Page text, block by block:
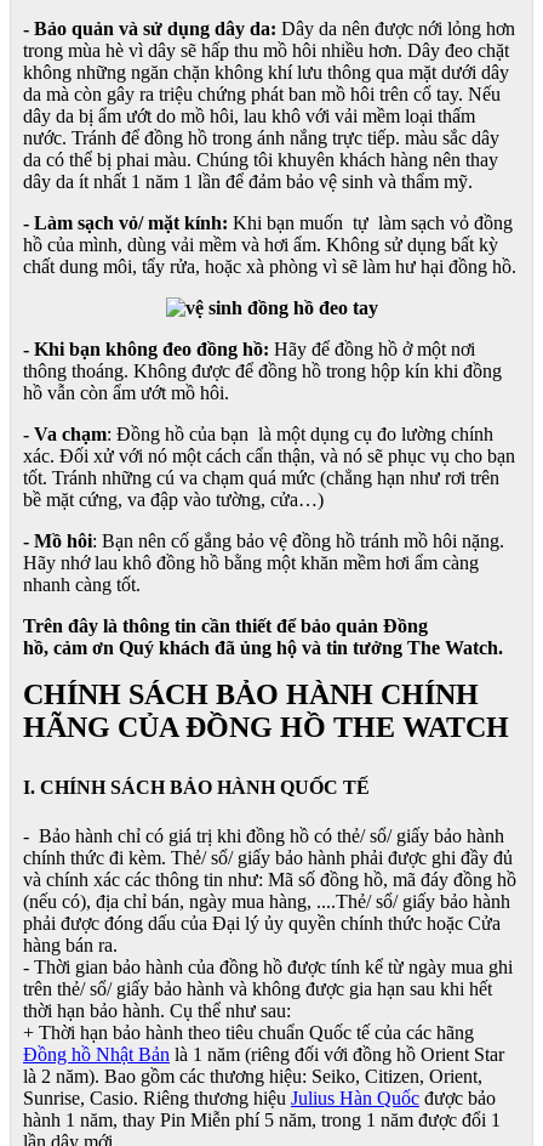
- Bảo quản và sử dụng dây da: Dây da nên được nới lỏng hơn
trong mùa hè vì dây sẽ hấp thu mồ hôi nhiều hơn. Dây đeo chặt
không những ngăn chặn không khí lưu thông qua mặt dưới dây
da mà còn gây ra triệu chứng phát ban mồ hôi trên cổ tay. Nếu
dây da bị ẩm ướt do mồ hôi, lau khô với vải mềm loại thấm
nước. Tránh để đồng hồ trong ánh nắng trực tiếp. màu sắc dây
da có thể bị phai màu. Chúng tôi khuyên khách hàng nên thay
dây da ít nhất 1 năm 1 lần để đảm bảo vệ sinh và thẩm mỹ.
- Làm sạch vỏ/ mặt kính: Khi bạn muốn tự làm sạch vỏ đồng
hồ của mình, dùng vải mềm và hơi ẩm. Không sử dụng bất kỳ
chất dung môi, tẩy rửa, hoặc xà phòng vì sẽ làm hư hại đồng hồ.
- Khi bạn không đeo đồng hồ: Hãy để đồng hồ ở một nơi
thông thoáng. Không được để đồng hồ trong hộp kín khi đồng
hồ vẫn còn ẩm ướt mồ hôi.
- Va chạm: Đồng hồ của bạn là một dụng cụ đo lường chính
xác. Đối xử với nó một cách cẩn thận, và nó sẽ phục vụ cho bạn
tốt. Tránh những cú va chạm quá mức (chẳng hạn như rơi trên
bề mặt cứng, va đập vào tường, cửa…)
- Mồ hôi: Bạn nên cố gắng bảo vệ đồng hồ tránh mồ hôi nặng.
Hãy nhớ lau khô đồng hồ bằng một khăn mềm hơi ẩm càng
nhanh càng tốt.
Trên đây là thông tin cần thiết để bảo quản Đồng
hồ, cảm ơn Quý khách đã ủng hộ và tin tưởng The Watch.
CHÍNH SÁCH BẢO HÀNH CHÍNH
HÃNG CỦA ĐỒNG HỒ THE WATCH
I. CHÍNH SÁCH BẢO HÀNH QUỐC TẾ
- Bảo hành chỉ có giá trị khi đồng hồ có thẻ/ sổ/ giấy bảo hành
chính thức đi kèm. Thẻ/ sổ/ giấy bảo hành phải được ghi đầy đủ
và chính xác các thông tin như: Mã số đồng hồ, mã đáy đồng hồ
(nếu có), địa chỉ bán, ngày mua hàng, ....Thẻ/ sổ/ giấy bảo hành
phải được đóng dấu của Đại lý ủy quyền chính thức hoặc Cửa
hàng bán ra.
- Thời gian bảo hành của đồng hồ được tính kể từ ngày mua ghi
trên thẻ/ sổ/ giấy bảo hành và không được gia hạn sau khi hết
thời hạn bảo hành. Cụ thể như sau:
+ Thời hạn bảo hành theo tiêu chuẩn Quốc tế của các hãng
Đồng hồ Nhật Bản là 1 năm (riêng đối với đồng hồ Orient Star
là 2 năm). Bao gồm các thương hiệu: Seiko, Citizen, Orient,
Sunrise, Casio. Riêng thương hiệu Julius Hàn Quốc được bảo
hành 1 năm, thay Pin Miễn phí 5 năm, trong 1 năm được đổi 1